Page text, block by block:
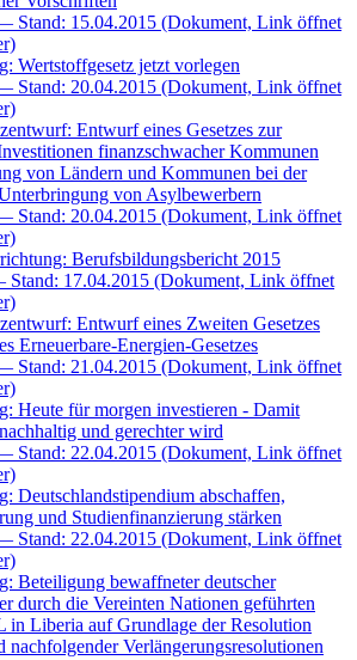
Stand: 15.04.2015 (Dokument, Link öffnet
Wertstoffgesetz jetzt vorlegen
Stand: 20.04.2015 (Dokument, Link öffnet
Entwurf eines Gesetzes zur
finanzschwacher Kommunen
von Ländern und Kommunen bei der
von Asylbewerbern
Stand: 20.04.2015 (Dokument, Link öffnet
Berufsbildungsbericht 2015
17.04.2015 (Dokument, Link öffnet
Entwurf eines Zweiten Gesetzes
Erneuerbare-Energien-Gesetzes
Stand: 21.04.2015 (Dokument, Link öffnet
Heute für morgen investieren - Damit
und gerechter wird
Stand: 22.04.2015 (Dokument, Link öffnet
Deutschlandstipendium abschaffen,
und Studienfinanzierung stärken
Stand: 22.04.2015 (Dokument, Link öffnet
Beteiligung bewaffneter deutscher
durch die Vereinten Nationen geführten
Liberia auf Grundlage der Resolution
nachfolgender Verlängerungsresolutionen